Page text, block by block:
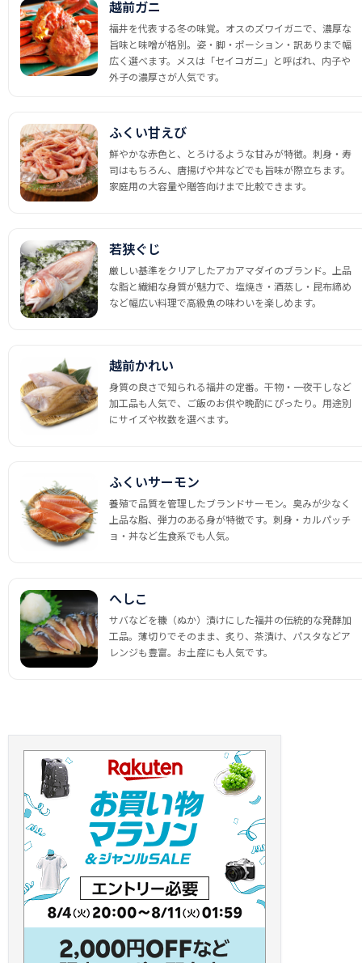
越前ガニ
福井を代表する冬の味覚。オスのズワイガニで、濃厚な
旨味と味噌が格別。姿・脚・ポーション・訳ありまで幅
広く選べます。メスは「セイコガニ」と呼ばれ、内子や
外子の濃厚さが人気です。
ふくい甘えび
鮮やかな赤色と、とろけるような甘みが特徴。刺身・寿
司はもちろん、唐揚げや丼などでも旨味が際立ちます。
家庭用の大容量や贈答向けまで比較できます。
若狭ぐじ
厳しい基準をクリアしたアカアマダイのブランド。上品
な脂と繊細な身質が魅力で、塩焼き・酒蒸し・昆布締め
など幅広い料理で高級魚の味わいを楽しめます。
越前かれい
身質の良さで知られる福井の定番。干物・一夜干しなど
加工品も人気で、ご飯のお供や晩酌にぴったり。用途別
にサイズや枚数を選べます。
ふくいサーモン
養殖で品質を管理したブランドサーモン。臭みが少なく
上品な脂、弾力のある身が特徴です。刺身・カルパッチ
ョ・丼など生食系でも人気。
へしこ
サバなどを糠（ぬか）漬けにした福井の伝統的な発酵加
工品。薄切りでそのまま、炙り、茶漬け、パスタなどア
レンジも豊富。お土産にも人気です。